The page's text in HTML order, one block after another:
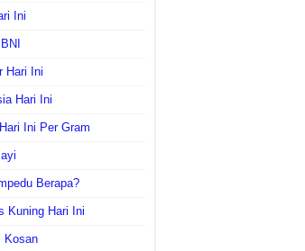
Ini
Hari Ini
Hari Ini
Ini Per Gram
Berapa?
Kuning Hari Ini
Kosan